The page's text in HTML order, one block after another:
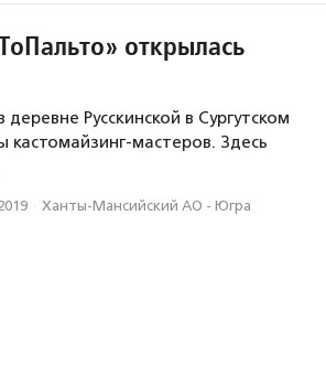
открылась
Русскинской в Сургутском
мастеров. Здесь
· Ханты-Мансийский АО - Югра